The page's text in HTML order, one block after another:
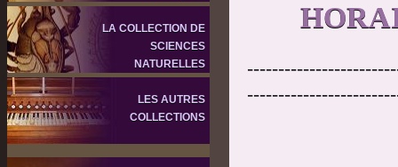
LA COLLECTION DE
SCIENCES
NATURELLES
LES AUTRES
COLLECTIONS